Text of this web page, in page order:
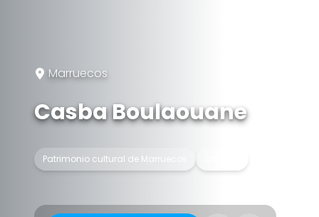
Marruecos
Casba Boulaouane
Patrimonio cultural de Marruecos